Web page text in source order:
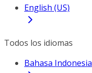
English (US)
Todos los idiomas
Bahasa Indonesia